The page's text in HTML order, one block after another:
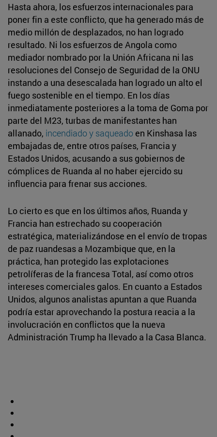
Hasta ahora, los esfuerzos internacionales para
poner fin a este conflicto, que ha generado más de
medio millón de desplazados, no han logrado
resultado. Ni los esfuerzos de Angola como
mediador nombrado por la Unión Africana ni las
resoluciones del Consejo de Seguridad de la ONU
instando a una desescalada han logrado un alto el
fuego sostenible en el tiempo. En los días
inmediatamente posteriores a la toma de Goma por
parte del M23, turbas de manifestantes han
allanado, incendiado y saqueado en Kinshasa las
embajadas de, entre otros países, Francia y
Estados Unidos, acusando a sus gobiernos de
cómplices de Ruanda al no haber ejercido su
influencia para frenar sus acciones.
Lo cierto es que en los últimos años, Ruanda y
Francia han estrechado su cooperación
estratégica, materializándose en el envío de tropas
de paz ruandesas a Mozambique que, en la
práctica, han protegido las explotaciones
petrolíferas de la francesa Total, así como otros
intereses comerciales galos. En cuanto a Estados
Unidos, algunos analistas apuntan a que Ruanda
podría estar aprovechando la postura reacia a la
involucración en conflictos que la nueva
Administración Trump ha llevado a la Casa Blanca.